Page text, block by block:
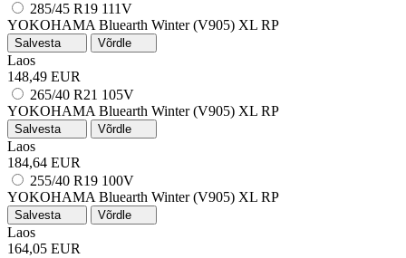
285/45 R19 111V
YOKOHAMA Bluearth Winter (V905) XL RP
Salvesta Võrdle
Laos
148,49 EUR
265/40 R21 105V
YOKOHAMA Bluearth Winter (V905) XL RP
Salvesta Võrdle
Laos
184,64 EUR
255/40 R19 100V
YOKOHAMA Bluearth Winter (V905) XL RP
Salvesta Võrdle
Laos
164,05 EUR